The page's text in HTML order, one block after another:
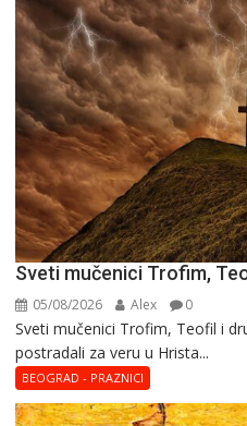
Sveti mučenici Trofim,
05/08/2026 Alex 0
Sveti mučenici Trofim, Teofil i
postradali za veru u Hrista...
BEOGRAD - PRAZNICI